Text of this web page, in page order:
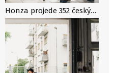
Honza projede 352 českých obcí na D. Na městském kole chce otevřít téma paliativní péče